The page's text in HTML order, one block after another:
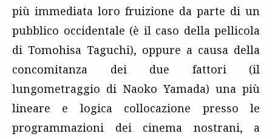
più immediata loro fruizione da parte di un
pubblico occidentale (è il caso della pellicola
di Tomohisa Taguchi), oppure a causa della
concomitanza dei due fattori (il
lungometraggio di Naoko Yamada) una più
lineare e logica collocazione presso le
programmazioni dei cinema nostrani, a